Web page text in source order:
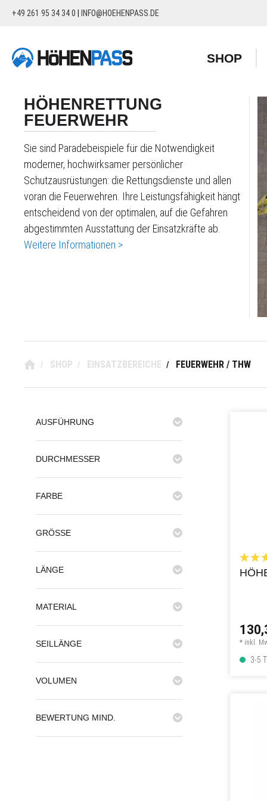
Zur Hauptnavigation springen
+49 261 95 34 34 0 | INFO@HOEHENPASS.DE
SHOP
HÖHENRETTUNG
FEUERWEHR
Sie sind Paradebeispiele für die Notwendigkeit
moderner, hochwirksamer persönlicher
Schutzausrüstungen: die Rettungsdienste und allen
voran die Feuerwehren. Ihre Leistungsfähigkeit hängt
entscheidend von der optimalen, auf die Gefahren
abgestimmten Ausstattung der Einsatzkräfte ab.
Weitere Informationen >
/ SHOP / EINSATZBEREICHE / FEUERWEHR / THW
AUSFÜHRUNG
DURCHMESSER
FARBE
GRÖSSE
LÄNGE
MATERIAL
SEILLÄNGE
VOLUMEN
BEWERTUNG MIND.
* inkl.
3-5